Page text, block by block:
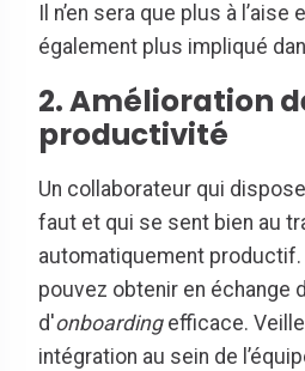
Il n’en sera que plus à
également plus impliqué
2. Amélioration
productivité
Un collaborateur qui
faut et qui se sent bien au
automatiquement
pouvez obtenir en échange
d'onboardingefficace.
intégration au sein de